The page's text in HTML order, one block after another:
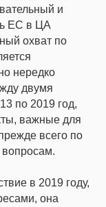
и
ЕС в ЦА
охват по
нередко
двумя
по 2019 год,
важные для
всего по
в 2019 году,
она